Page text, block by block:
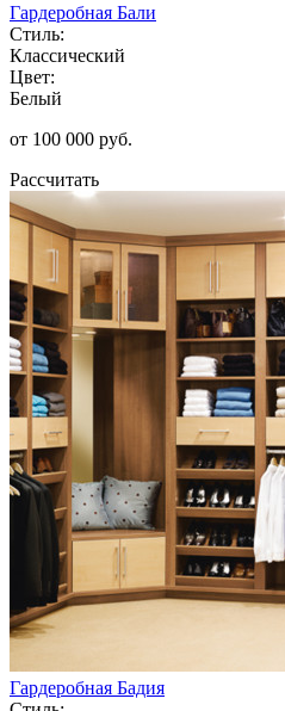
Гардеробная Бали
Стиль:
Классический
Цвет:
Белый
от 100 000 руб.
Рассчитать
Гардеробная Бадия